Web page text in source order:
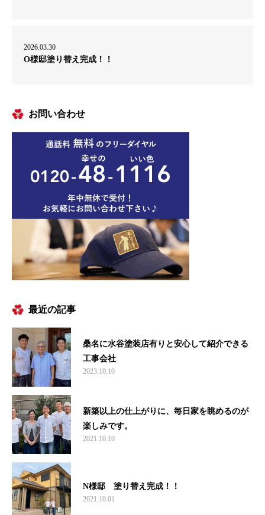
2026.03.30
O様邸塗り替え完成！！
お問い合わせ
最近の記事
桑名に水谷塗装店有りと安心して紹介できる
工事会社
2023.10.10
新築以上の仕上がりに、毎日家を眺めるのが
楽しみです。
2021.10.10
N様邸 塗り替え完成！！
2021.10.01